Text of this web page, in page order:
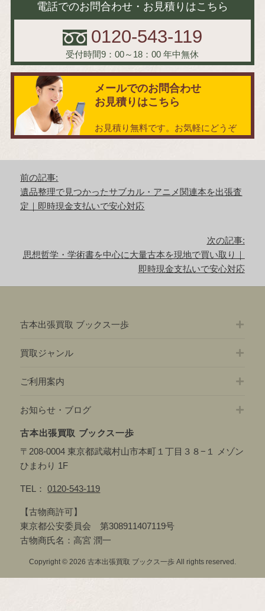
電話でのお問合わせ・お見積りはこちら
0120-543-119
受付時間9：00～18：00 年中無休
メールでのお問合わせ
お見積りはこちら
お見積り無料です。お気軽にどうぞ
前の記事:
前
の
遺品整理で見つかったサブカル・アニメ関連本を出張査
定｜即時現金支払いで安心対応
次の記事:
次
思想哲学・学術書を中心に大量古本を現地で買い取り｜
即時現金支払いで安心対応
古本出張買取 ブックス一歩
買取ジャンル
ご利用案内
お知らせ・ブログ
古本出張買取 ブックス一歩
〒208-0004 東京都武蔵村山市本町１丁目３８−１ メゾン
ひまわり 1F
TEL：0120-543-119
【古物商許可】
東京都公安委員会 第308911407119号
古物商氏名：高宮 潤一
Copyright © 2026 古本出張買取 ブックス一歩 All rights reserved.